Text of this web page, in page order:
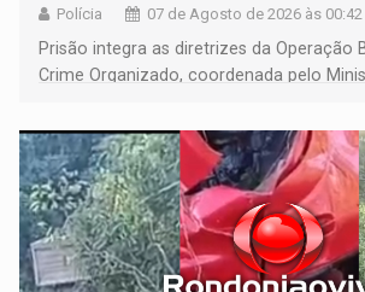
Polícia 07 de Agosto de 2026 às 00:42
Prisão integra as diretrizes da Operação
Crime Organizado, coordenada pelo